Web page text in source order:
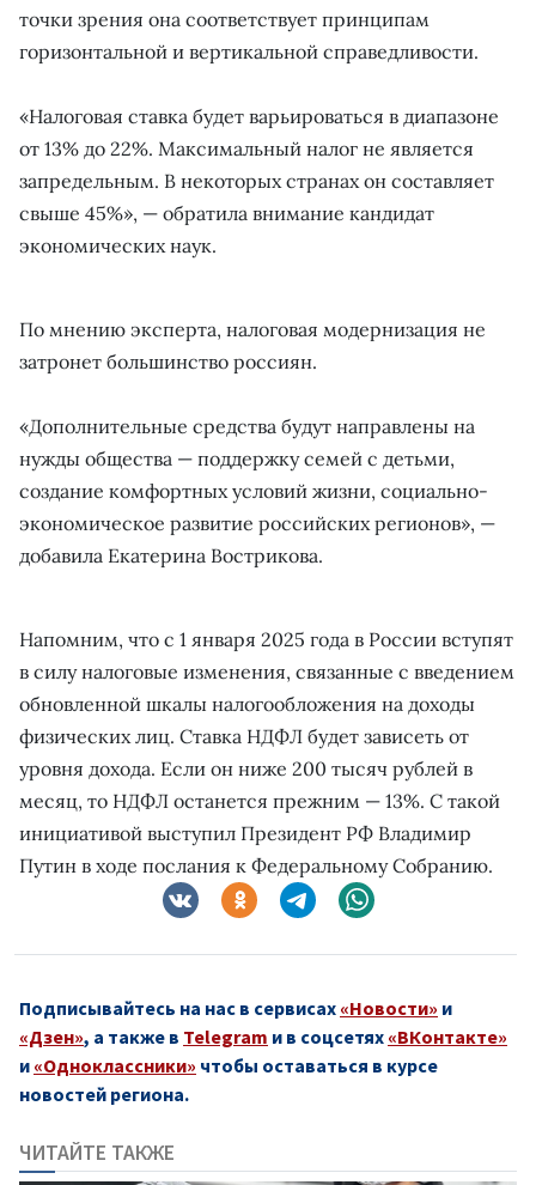
точки зрения она соответствует принципам
горизонтальной и вертикальной справедливости.
«Налоговая ставка будет варьироваться в диапазоне
от 13% до 22%. Максимальный налог не является
запредельным. В некоторых странах он составляет
свыше 45%», — обратила внимание кандидат
экономических наук.
По мнению эксперта, налоговая модернизация не
затронет большинство россиян.
«Дополнительные средства будут направлены на
нужды общества — поддержку семей с детьми,
создание комфортных условий жизни, социально-
экономическое развитие российских регионов», —
добавила Екатерина Вострикова.
Напомним, что с 1 января 2025 года в России вступят
в силу налоговые изменения, связанные с введением
обновленной шкалы налогообложения на доходы
физических лиц. Ставка НДФЛ будет зависеть от
уровня дохода. Если он ниже 200 тысяч рублей в
месяц, то НДФЛ останется прежним — 13%. С такой
инициативой выступил Президент РФ Владимир
Путин в ходе послания к Федеральному Собранию.
Подписывайтесь на нас в сервисах «Новости» и
«Дзен», а также в Telegram и в соцсетях «ВКонтакте»
и «Одноклассники» чтобы оставаться в курсе
новостей региона.
ЧИТАЙТЕ ТАКЖЕ